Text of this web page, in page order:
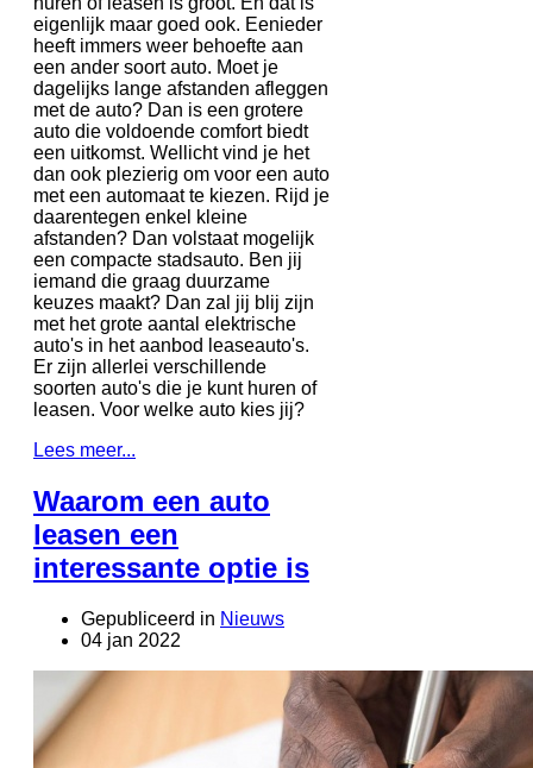
eigenlijk maar goed ook. Eenieder
heeft immers weer behoefte aan
een ander soort auto. Moet je
dagelijks lange afstanden afleggen
met de auto? Dan is een grotere
auto die voldoende comfort biedt
een uitkomst. Wellicht vind je het
dan ook plezierig om voor een auto
met een automaat te kiezen. Rijd je
daarentegen enkel kleine
afstanden? Dan volstaat mogelijk
een compacte stadsauto. Ben jij
iemand die graag duurzame
keuzes maakt? Dan zal jij blij zijn
met het grote aantal elektrische
auto's in het aanbod leaseauto's.
Er zijn allerlei verschillende
soorten auto's die je kunt huren of
leasen. Voor welke auto kies jij?
Lees meer...
Waarom een auto
leasen een
interessante optie is
Gepubliceerd in Nieuws
04 jan 2022